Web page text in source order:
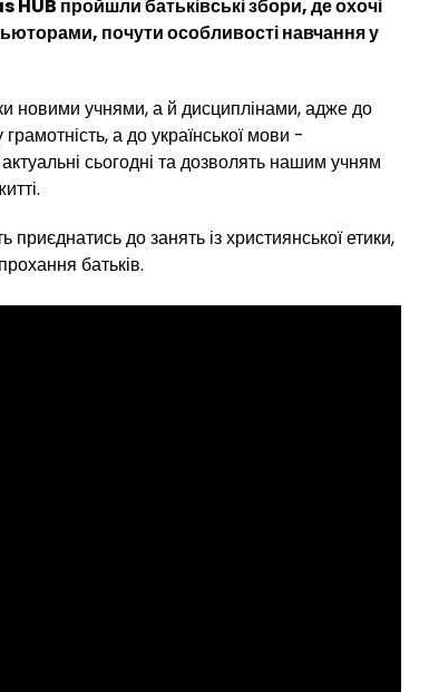
пройшли батьківські збори, де охочі
почути особливості навчання у
новими учнями, а й дисциплінами, адже до
а до української мови -
сьогодні та дозволять нашим учням
до занять із християнської етики,
батьків.